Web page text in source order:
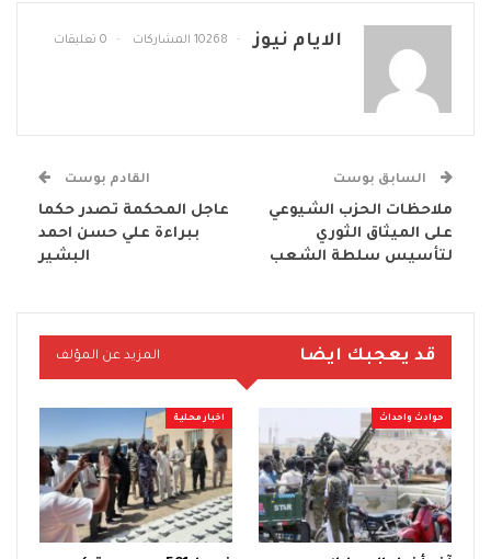
الايام نيوز 10268 المشاركات 0 تعليقات
السابق بوست
ملاحظات الحزب الشيوعي
على الميثاق الثوري
لتأسيس سلطة الشعب
القادم بوست
عاجل المحكمة تصدر حكما
ببراءة علي حسن احمد
البشير
قد يعجبك ايضا المزيد عن المؤلف
حوادث واحداث اخبار محلية